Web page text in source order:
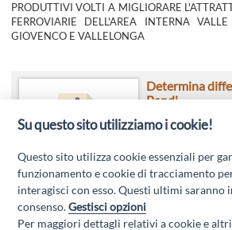
PRODUTTIVI VOLTI A MIGLIORARE
FERROVIARIE DELL'AREA INTERNA
GIOVENCO E VALLELONGA
Determina
Bandi
Su questo sito utilizziamo i cookie!
Questo sito utilizza cookie essenziali per
funzionamento e cookie di tracciamento
interagisci con esso. Questi ultimi saranno
consenso.Gestisci opzioni
Per maggiori dettagli relativi a cookie e